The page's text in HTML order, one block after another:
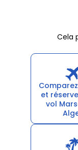
Cela
et
vol